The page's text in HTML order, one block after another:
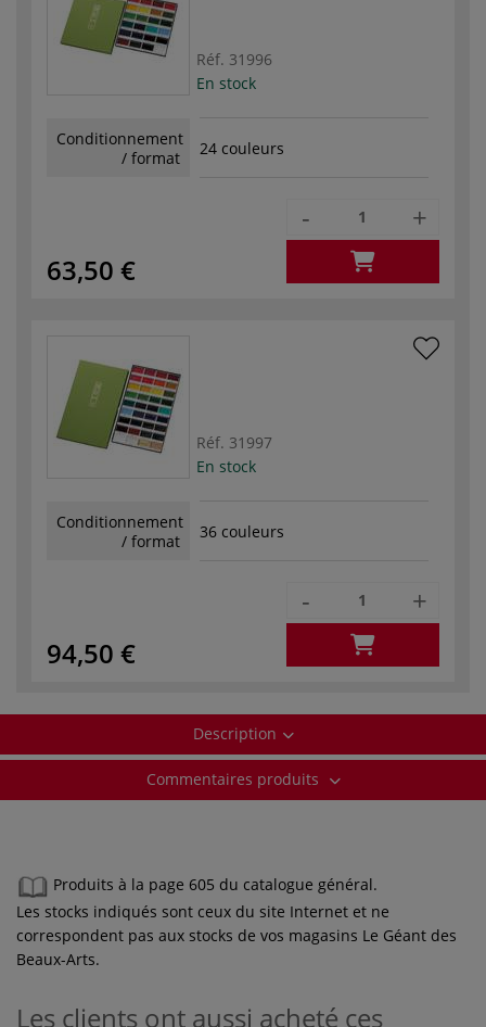
Réf. 31996
En stock
Conditionnement
/ format
24 couleurs
63,50 €
- +
Réf. 31997
En stock
Conditionnement
/ format
36 couleurs
94,50 €
- +
Description
Commentaires produits
Produits à la page 605 du catalogue général.
Les stocks indiqués sont ceux du site Internet et ne
correspondent pas aux stocks de vos magasins Le Géant des
Beaux-Arts.
Les clients ont aussi acheté ces